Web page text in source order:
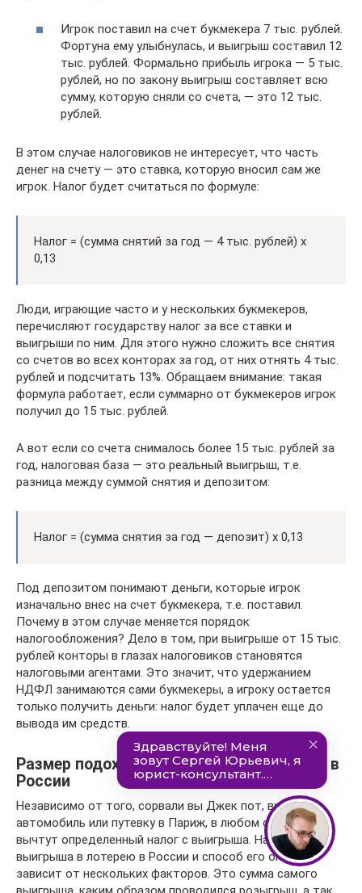
Игрок поставил на счет букмекера 7 тыс. рублей.
Фортуна ему улыбнулась, и выигрыш составил 12
тыс. рублей. Формально прибыль игрока — 5 тыс.
рублей, но по закону выигрыш составляет всю
сумму, которую сняли со счета, — это 12 тыс.
рублей.
В этом случае налоговиков не интересует, что часть
денег на счету — это ставка, которую вносил сам же
игрок. Налог будет считаться по формуле:
Налог = (сумма снятий за год — 4 тыс. рублей) х
0,13
Люди, играющие часто и у нескольких букмекеров,
перечисляют государству налог за все ставки и
выигрыши по ним. Для этого нужно сложить все снятия
со счетов во всех конторах за год, от них отнять 4 тыс.
рублей и подсчитать 13%. Обращаем внимание: такая
формула работает, если суммарно от букмекеров игрок
получил до 15 тыс. рублей.
А вот если со счета снималось более 15 тыс. рублей за
год, налоговая база — это реальный выигрыш, т.е.
разница между суммой снятия и депозитом:
Налог = (сумма снятия за год — депозит) х 0,13
Под депозитом понимают деньги, которые игрок
изначально внес на счет букмекера, т.е. поставил.
Почему в этом случае меняется порядок
налогообложения? Дело в том, при выигрыше от 15 тыс.
рублей конторы в глазах налоговиков становятся
налоговыми агентами. Это значит, что удержанием
НДФЛ занимаются сами букмекеры, а игроку остается
только получить деньги: налог будет уплачен еще до
вывода им средств.
Размер подоходного налога с выигрыша в
России
Независимо от того, сорвали вы Джек пот, выиграли
автомобиль или путевку в Париж, в любом случае с вас
вычтут определенный налог с выигрыша. Налог с
выигрыша в лотерею в России и способ его оплаты
зависит от нескольких факторов. Это сумма самого